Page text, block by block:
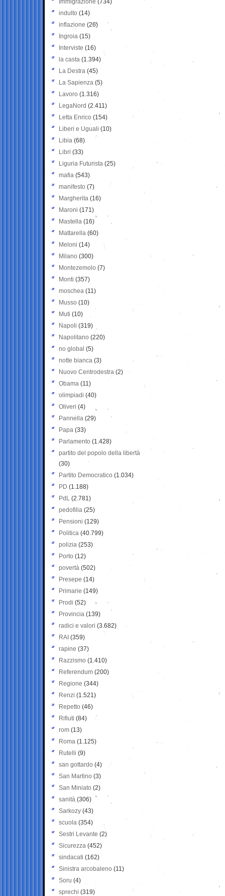
Immigrazione (734)
indulto (14)
inflazione (26)
Ingroia (15)
Interviste (16)
la casta (1.394)
La Destra (45)
La Sapienza (5)
Lavoro (1.316)
LegaNord (2.411)
Letta Enrico (154)
Liberi e Uguali (10)
Libia (68)
Libri (33)
Liguria Futurista (25)
mafia (543)
manifesto (7)
Margherita (16)
Maroni (171)
Mastella (16)
Mattarella (60)
Meloni (14)
Milano (300)
Montezemolo (7)
Monti (357)
moschea (11)
Musso (10)
Muti (10)
Napoli (319)
Napolitano (220)
no global (5)
notte bianca (3)
Nuovo Centrodestra (2)
Obama (11)
olimpiadi (40)
Oliveri (4)
Pannella (29)
Papa (33)
Parlamento (1.428)
partito del popolo della libertà
(30)
Partito Democratico (1.034)
PD (1.188)
PdL (2.781)
pedofilia (25)
Pensioni (129)
Politica (40.799)
polizia (253)
Porto (12)
povertà (502)
Presepe (14)
Primarie (149)
Prodi (52)
Provincia (139)
radici e valori (3.682)
RAI (359)
rapine (37)
Razzismo (1.410)
Referendum (200)
Regione (344)
Renzi (1.521)
Repetto (46)
Rifiuti (84)
rom (13)
Roma (1.125)
Rutelli (9)
san gottardo (4)
San Martino (3)
San Miniato (2)
sanità (306)
Sarkozy (43)
scuola (354)
Sestri Levante (2)
Sicurezza (452)
sindacati (162)
Sinistra arcobaleno (11)
Soru (4)
sprechi (319)